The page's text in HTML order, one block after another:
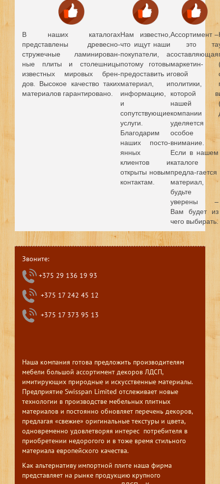
В наших каталогах
представлены древесно-
стружечные ламинирован-
ные плиты и столешницы
известных мировых брен-
дов. Высокое качество таких
материалов гарантировано.
Нам известно,
что ищут наши
покупатели, а
потому готовы
предоставить и
материал, и
информацию,
и
сопутствующие
услуги.
Благодарим
наших посто-
янных
клиентов и
открыты новым
контактам.
Ассортимент –
это та
составляющая
маркетин-
говой
политики,
которой в
нашей
компании
уделяется
особое
внимание.
Если в нашем
каталоге
предла-гается
материал,
будьте
уверены –
Вам будет из
чего выбирать.
Звоните:
+375 29 136 19 93
+375 17 242 45 12
+375 17 373 95 13
Наша компания готова предложить производителям
мебели большой ассортимент декоров ЛДСП,
имитирующих природные и искусственные материалы.
Предприятие Swisspan Limited отслеживает новые
технологии в производстве мебельных плитных
материалов и постоянно обновляет перечень декоров,
предлагая «свежие» оригинальные текстуры и цвета,
одновременно удовлетворяя интерес потребителя в
приобретении недорогого и в тоже время стильного
материала европейского качества.
Как альтернативу импортной плите наша фирма
представляет на рынке продукцию крупного